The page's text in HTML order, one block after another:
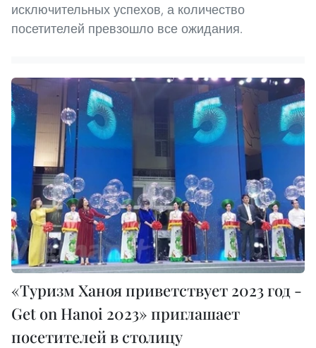
исключительных успехов, а количество
посетителей превзошло все ожидания.
«Туризм Ханоя приветствует 2023 год -
Get on Hanoi 2023» приглашает
посетителей в столицу